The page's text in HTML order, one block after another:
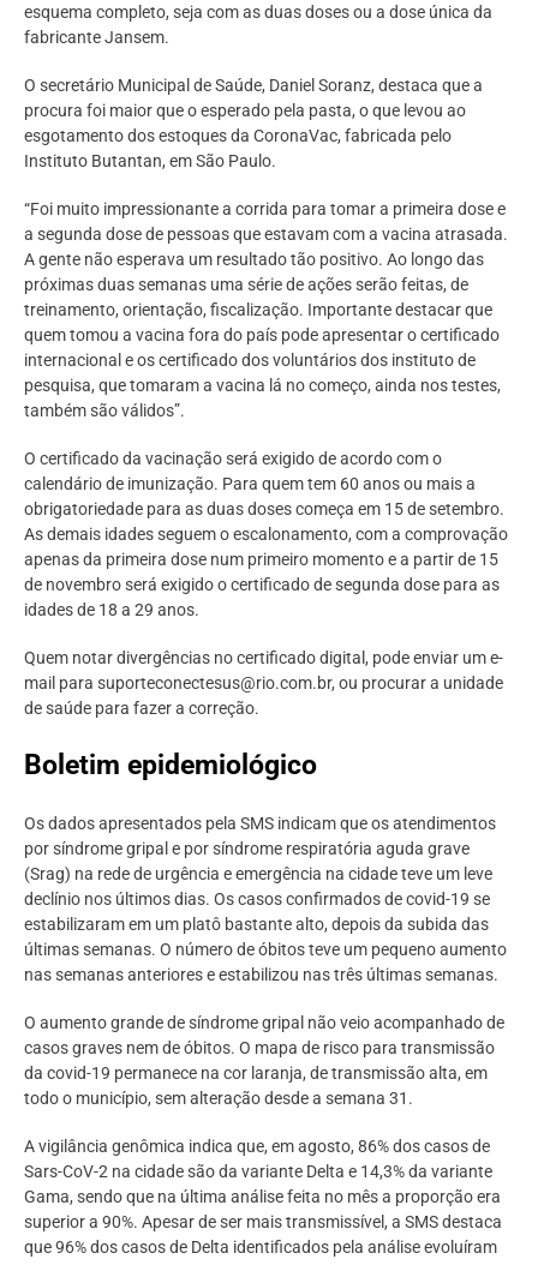
esquema completo, seja com as duas doses ou a dose única da
fabricante Jansem.
O secretário Municipal de Saúde, Daniel Soranz, destaca que a
procura foi maior que o esperado pela pasta, o que levou ao
esgotamento dos estoques da CoronaVac, fabricada pelo
Instituto Butantan, em São Paulo.
“Foi muito impressionante a corrida para tomar a primeira dose e
a segunda dose de pessoas que estavam com a vacina atrasada.
A gente não esperava um resultado tão positivo. Ao longo das
próximas duas semanas uma série de ações serão feitas, de
treinamento, orientação, fiscalização. Importante destacar que
quem tomou a vacina fora do país pode apresentar o certificado
internacional e os certificado dos voluntários dos instituto de
pesquisa, que tomaram a vacina lá no começo, ainda nos testes,
também são válidos”.
O certificado da vacinação será exigido de acordo com o
calendário de imunização. Para quem tem 60 anos ou mais a
obrigatoriedade para as duas doses começa em 15 de setembro.
As demais idades seguem o escalonamento, com a comprovação
apenas da primeira dose num primeiro momento e a partir de 15
de novembro será exigido o certificado de segunda dose para as
idades de 18 a 29 anos.
Quem notar divergências no certificado digital, pode enviar um e-
mail para suporteconectesus@rio.com.br, ou procurar a unidade
de saúde para fazer a correção.
Boletim epidemiológico
Os dados apresentados pela SMS indicam que os atendimentos
por síndrome gripal e por síndrome respiratória aguda grave
(Srag) na rede de urgência e emergência na cidade teve um leve
declínio nos últimos dias. Os casos confirmados de covid-19 se
estabilizaram em um platô bastante alto, depois da subida das
últimas semanas. O número de óbitos teve um pequeno aumento
nas semanas anteriores e estabilizou nas três últimas semanas.
O aumento grande de síndrome gripal não veio acompanhado de
casos graves nem de óbitos. O mapa de risco para transmissão
da covid-19 permanece na cor laranja, de transmissão alta, em
todo o município, sem alteração desde a semana 31.
A vigilância genômica indica que, em agosto, 86% dos casos de
Sars-CoV-2 na cidade são da variante Delta e 14,3% da variante
Gama, sendo que na última análise feita no mês a proporção era
superior a 90%. Apesar de ser mais transmissível, a SMS destaca
que 96% dos casos de Delta identificados pela análise evoluíram